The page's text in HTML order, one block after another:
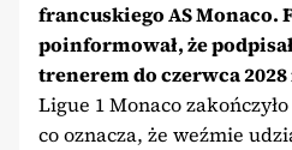
francuskiego AS Monaco.
poinformował, że
trenerem do czerwca
Ligue 1 Monaco
co oznacza, że weźmie